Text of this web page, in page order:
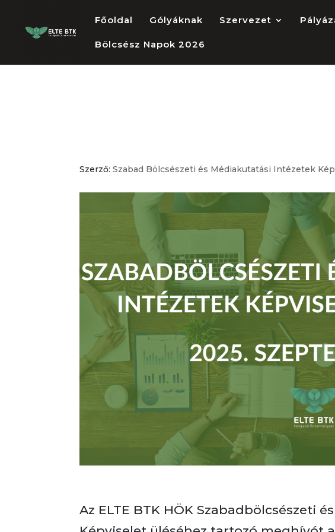
Főoldal Gólyáknak Szervezet
Bölcsész Napok 2026
Szerző:Szabad Bölcsészeti és Médiakutatási Intézetek
Az ELTE BTK HÖK Szabadbölcsészeti